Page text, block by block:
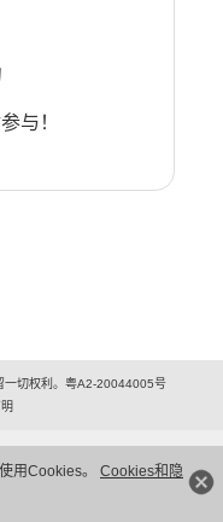
用Cookies。 Cookies和隐
与！
切权利。粤A2-20044005号